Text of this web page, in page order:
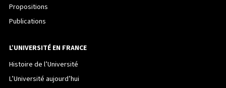
Propositions
Publications
L’UNIVERSITÉ EN FRANCE
Histoire de l’Université
L’Université aujourd’hui